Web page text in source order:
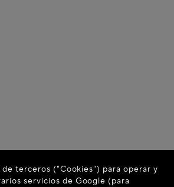
terceros ("Cookies") para operar y
servicios de Google (para